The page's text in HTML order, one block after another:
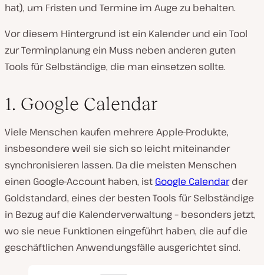
hat), um Fristen und Termine im Auge zu behalten.
Vor diesem Hintergrund ist ein Kalender und ein Tool
zur Terminplanung ein Muss neben anderen guten
Tools für Selbständige, die man einsetzen sollte.
1. Google Calendar
Viele Menschen kaufen mehrere Apple-Produkte,
insbesondere weil sie sich so leicht miteinander
synchronisieren lassen. Da die meisten Menschen
einen Google-Account haben, ist Google Calendarder
Goldstandard, eines der besten Tools für Selbständige
in Bezug auf die Kalenderverwaltung – besonders jetzt,
wo sie neue Funktionen eingeführt haben, die auf die
geschäftlichen Anwendungsfälle ausgerichtet sind.